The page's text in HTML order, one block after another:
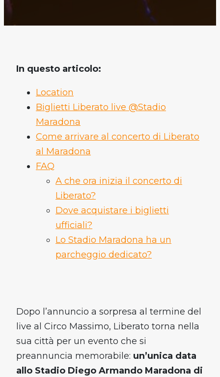
In questo articolo:
Location
Biglietti Liberato live @Stadio
Maradona
Come arrivare al concerto di Liberato
al Maradona
FAQ
A che ora inizia il concerto di
Liberato?
Dove acquistare i biglietti
ufficiali?
Lo Stadio Maradona ha un
parcheggio dedicato?
Dopo l’annuncio a sorpresa al termine del
live al Circo Massimo, Liberato torna nella
sua città per un evento che si
preannuncia memorabile: un’unica data
allo Stadio Diego Armando Maradona di